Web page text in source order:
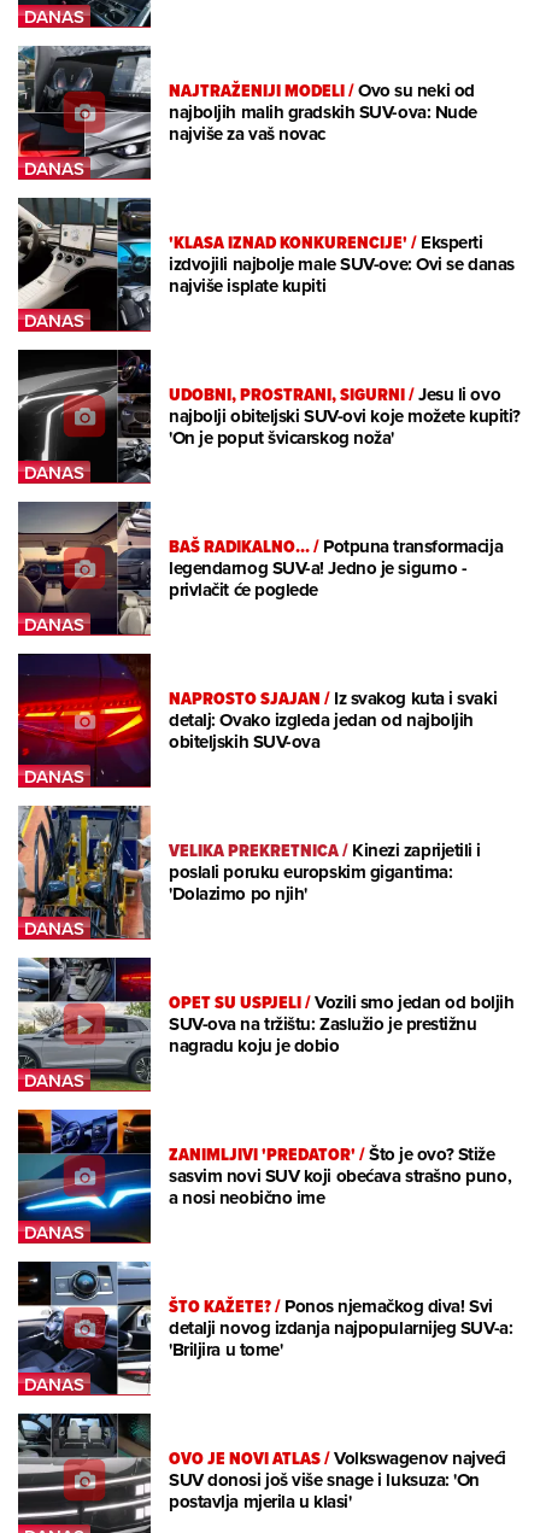
NAJTRAŽENIJI MODELI/Ovo su neki od
najboljih malih gradskih SUV-ova: Nude
najviše za vaš novac
'KLASA IZNAD KONKURENCIJE'/Eksperti
izdvojili najbolje male SUV-ove: Ovi se danas
najviše isplate kupiti
UDOBNI, PROSTRANI, SIGURNI/Jesu li ovo
najbolji obiteljski SUV-ovi koje možete kupiti?
'On je poput švicarskog noža'
BAŠ RADIKALNO.../Potpuna transformacija
legendarnog SUV-a! Jedno je sigurno -
privlačit će poglede
NAPROSTO SJAJAN/Iz svakog kuta i svaki
detalj: Ovako izgleda jedan od najboljih
obiteljskih SUV-ova
VELIKA PREKRETNICA/Kinezi zaprijetili i
poslali poruku europskim gigantima:
'Dolazimo po njih'
OPET SU USPJELI/Vozili smo jedan od boljih
SUV-ova na tržištu: Zaslužio je prestižnu
nagradu koju je dobio
ZANIMLJIVI 'PREDATOR'/Što je ovo? Stiže
sasvim novi SUV koji obećava strašno puno,
a nosi neobično ime
ŠTO KAŽETE?/Ponos njemačkog diva! Svi
detalji novog izdanja najpopularnijeg SUV-a:
'Briljira u tome'
OVO JE NOVI ATLAS/Volkswagenov najveći
SUV donosi još više snage i luksuza: 'On
postavlja mjerila u klasi'